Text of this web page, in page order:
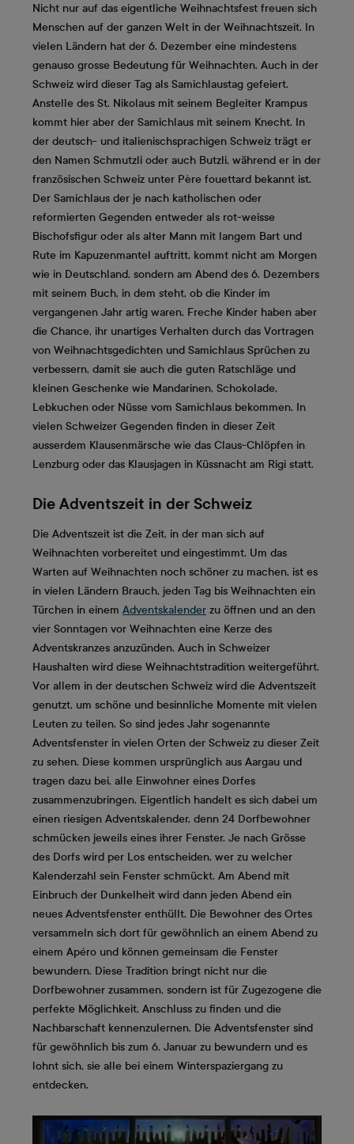
Nicht nur auf das eigentliche Weihnachtsfest freuen sich
Menschen auf der ganzen Welt in der Weihnachtszeit. In
vielen Ländern hat der 6. Dezember eine mindestens
genauso grosse Bedeutung für Weihnachten. Auch in der
Schweiz wird dieser Tag als Samichlaustag gefeiert.
Anstelle des St. Nikolaus mit seinem Begleiter Krampus
kommt hier aber der Samichlaus mit seinem Knecht. In
der deutsch- und italienischsprachigen Schweiz trägt er
den Namen Schmutzli oder auch Butzli, während er in der
französischen Schweiz unter Père fouettard bekannt ist.
Der Samichlaus der je nach katholischen oder
reformierten Gegenden entweder als rot-weisse
Bischofsfigur oder als alter Mann mit langem Bart und
Rute im Kapuzenmantel auftritt, kommt nicht am Morgen
wie in Deutschland, sondern am Abend des 6. Dezembers
mit seinem Buch, in dem steht, ob die Kinder im
vergangenen Jahr artig waren. Freche Kinder haben aber
die Chance, ihr unartiges Verhalten durch das Vortragen
von Weihnachtsgedichten und Samichlaus Sprüchen zu
verbessern, damit sie auch die guten Ratschläge und
kleinen Geschenke wie Mandarinen, Schokolade,
Lebkuchen oder Nüsse vom Samichlaus bekommen. In
vielen Schweizer Gegenden finden in dieser Zeit
ausserdem Klausenmärsche wie das Claus-Chlöpfen in
Lenzburg oder das Klausjagen in Küssnacht am Rigi statt.
Die Adventszeit in der Schweiz
Die Adventszeit ist die Zeit, in der man sich auf
Weihnachten vorbereitet und eingestimmt. Um das
Warten auf Weihnachten noch schöner zu machen, ist es
in vielen Ländern Brauch, jeden Tag bis Weihnachten ein
Türchen in einem Adventskalender zu öffnen und an den
vier Sonntagen vor Weihnachten eine Kerze des
Adventskranzes anzuzünden. Auch in Schweizer
Haushalten wird diese Weihnachtstradition weitergeführt.
Vor allem in der deutschen Schweiz wird die Adventszeit
genutzt, um schöne und besinnliche Momente mit vielen
Leuten zu teilen. So sind jedes Jahr sogenannte
Adventsfenster in vielen Orten der Schweiz zu dieser Zeit
zu sehen. Diese kommen ursprünglich aus Aargau und
tragen dazu bei, alle Einwohner eines Dorfes
zusammenzubringen. Eigentlich handelt es sich dabei um
einen riesigen Adventskalender, denn 24 Dorfbewohner
schmücken jeweils eines ihrer Fenster. Je nach Grösse
des Dorfs wird per Los entscheiden, wer zu welcher
Kalenderzahl sein Fenster schmückt. Am Abend mit
Einbruch der Dunkelheit wird dann jeden Abend ein
neues Adventsfenster enthüllt. Die Bewohner des Ortes
versammeln sich dort für gewöhnlich an einem Abend zu
einem Apéro und können gemeinsam die Fenster
bewundern. Diese Tradition bringt nicht nur die
Dorfbewohner zusammen, sondern ist für Zugezogene die
perfekte Möglichkeit, Anschluss zu finden und die
Nachbarschaft kennenzulernen. Die Adventsfenster sind
für gewöhnlich bis zum 6. Januar zu bewundern und es
lohnt sich, sie alle bei einem Winterspaziergang zu
entdecken.